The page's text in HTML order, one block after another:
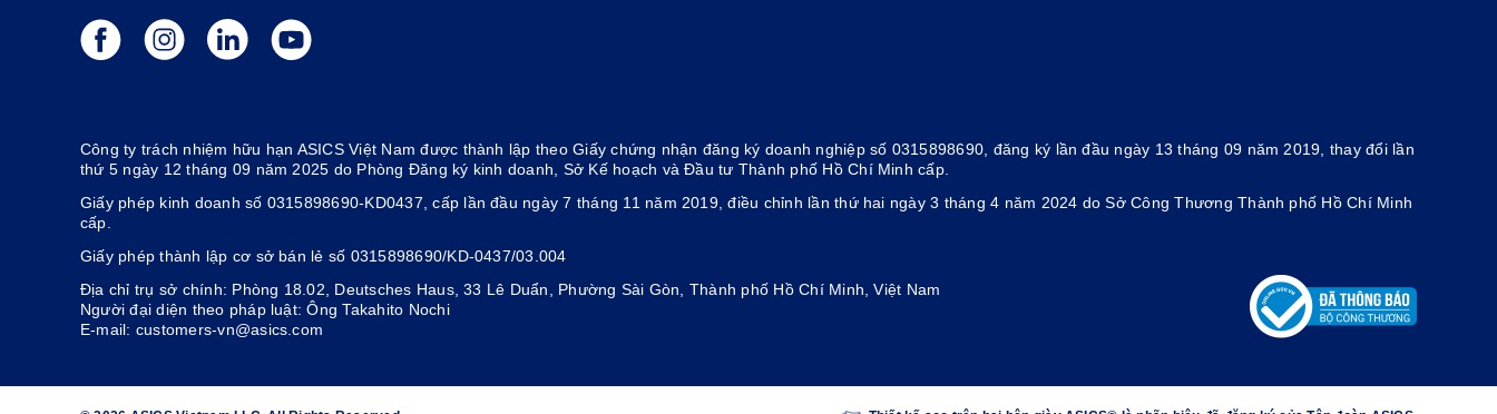
Công ty trách nhiệm hữu hạn ASICS Việt Nam được thành lập theo Giấy chứng nhận đăng ký doanh nghiệp số 0315898690, đăng ký lần đầu ngày 13 tháng 09 năm 2019, thay đổi lần
thứ 5 ngày 12 tháng 09 năm 2025 do Phòng Đăng ký kinh doanh, Sở Kế hoạch và Đầu tư Thành phố Hồ Chí Minh cấp.
Giấy phép kinh doanh số 0315898690-KD0437, cấp lần đầu ngày 7 tháng 11 năm 2019, điều chỉnh lần thứ hai ngày 3 tháng 4 năm 2024 do Sở Công Thương Thành phố Hồ Chí Minh
cấp.
Giấy phép thành lập cơ sở bán lẻ số 0315898690/KD-0437/03.004
Địa chỉ trụ sở chính: Phòng 18.02, Deutsches Haus, 33 Lê Duẩn, Phường Sài Gòn, Thành phố Hồ Chí Minh, Việt Nam
Người đại diện theo pháp luật: Ông Takahito Nochi
E-mail: customers-vn@asics.com